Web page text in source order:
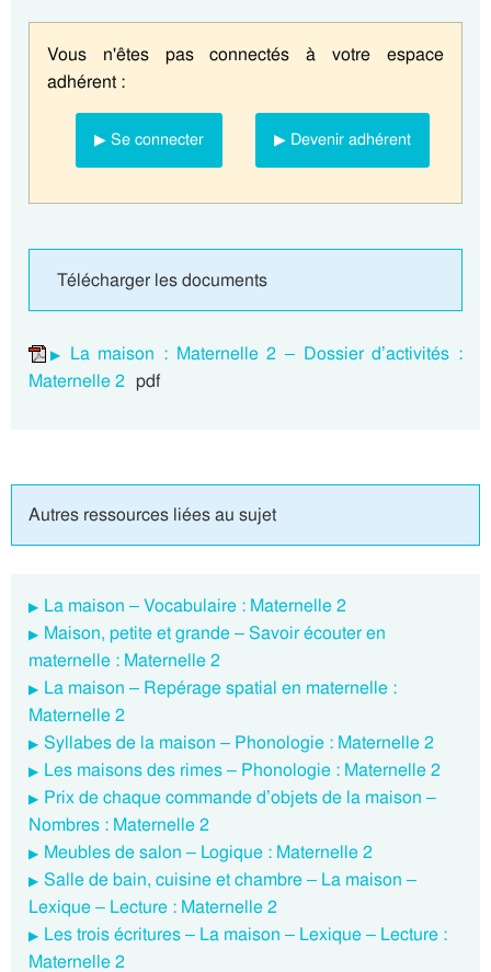
Vous n'êtes pas connectés à votre espace
adhérent :
▶ Se connecter ▶ Devenir adhérent
Télécharger les documents
La maison : Maternelle 2 – Dossier d’activités :
Maternelle 2 pdf
Autres ressources liées au sujet
La maison – Vocabulaire : Maternelle 2
Maison, petite et grande – Savoir écouter en
maternelle : Maternelle 2
La maison – Repérage spatial en maternelle :
Maternelle 2
Syllabes de la maison – Phonologie : Maternelle 2
Les maisons des rimes – Phonologie : Maternelle 2
Prix de chaque commande d’objets de la maison –
Nombres : Maternelle 2
Meubles de salon – Logique : Maternelle 2
Salle de bain, cuisine et chambre – La maison –
Lexique – Lecture : Maternelle 2
Les trois écritures – La maison – Lexique – Lecture :
Maternelle 2